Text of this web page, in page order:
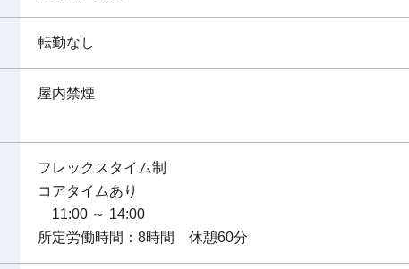
転勤なし
屋内禁煙
フレックスタイム制
コアタイムあり
11:00 ～ 14:00
所定労働時間：8時間 休憩60分